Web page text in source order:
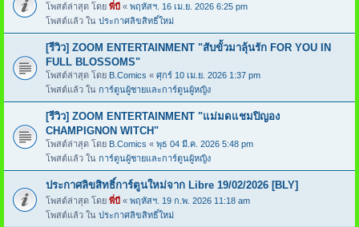
โพสต์ล่าสุด โดย พี่บี « พฤหัสฯ. 16 เม.ย. 2026 6:25 pm
โพสต์แล้ว ใน ประกาศลิขสิทธิ์ใหม่
[รีวิว] ZOOM ENTERTAINMENT "สับขั้วมาลุ้นรัก FOR YOU IN
FULL BLOSSOMS"
โพสต์ล่าสุด โดย B.Comics « ศุกร์ 10 เม.ย. 2026 1:37 pm
โพสต์แล้ว ใน การ์ตูนผู้ชายและการ์ตูนผู้หญิง
[รีวิว] ZOOM ENTERTAINMENT "แม่มดแชมปิญอง
CHAMPIGNON WITCH"
โพสต์ล่าสุด โดย B.Comics « พุธ 04 มี.ค. 2026 5:48 pm
โพสต์แล้ว ใน การ์ตูนผู้ชายและการ์ตูนผู้หญิง
ประกาศลิขสิทธิ์การ์ตูนใหม่จาก Libre 19/02/2026 [BLY]
โพสต์ล่าสุด โดย พี่บี « พฤหัสฯ. 19 ก.พ. 2026 11:18 am
โพสต์แล้ว ใน ประกาศลิขสิทธิ์ใหม่